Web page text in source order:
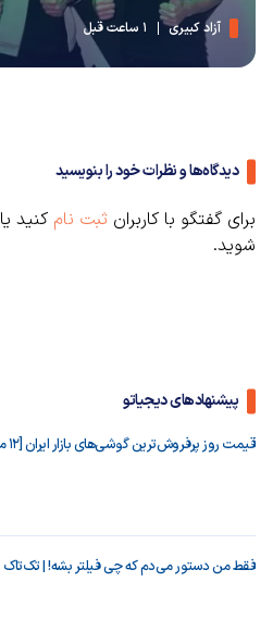
آزاد کبیری 1 ساعت قبل
دیدگاه‌ها و نظرات خود را بنویسید
برای گفتگو با کاربران ثبت نام کنید یا
شوید.
پیشنهادهای دیجیاتو
قیمت روز پرفروش‌ترین گوشی‌های بازار ایران [12 مرداد 1405]
فقط من دستور می‌دم که چی فیلتر بشه! | تک‌تاک